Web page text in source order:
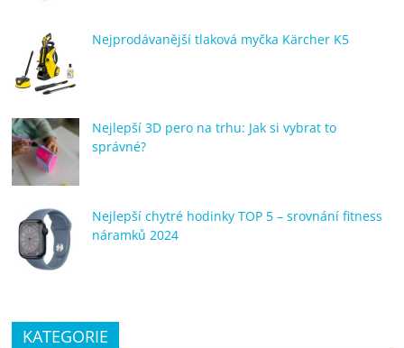
Nejprodávanější tlaková myčka Kärcher K5
Nejlepší 3D pero na trhu: Jak si vybrat to
správné?
Nejlepší chytré hodinky TOP 5 – srovnání fitness
náramků 2024
KATEGORIE